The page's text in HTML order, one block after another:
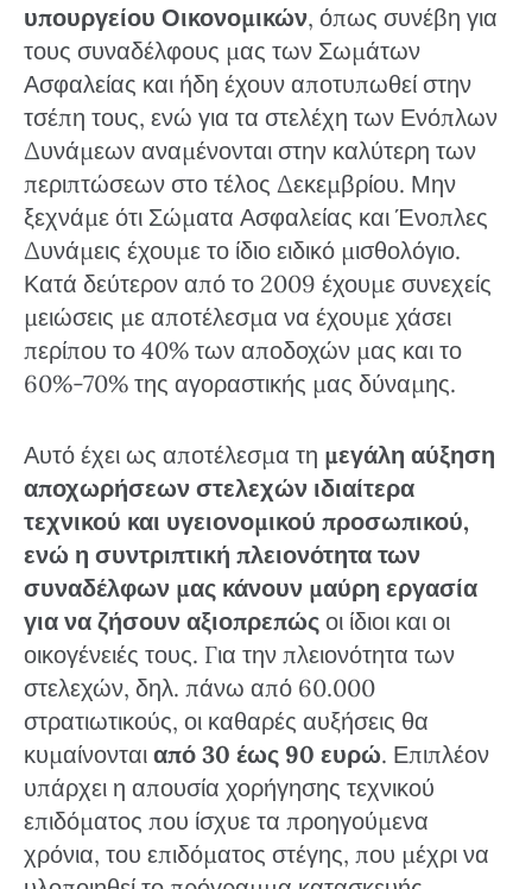
υπουργείου Οικονομικών, όπως συνέβη για
τους συναδέλφους μας των Σωμάτων
Ασφαλείας και ήδη έχουν αποτυπωθεί στην
τσέπη τους, ενώ για τα στελέχη των Ενόπλων
Δυνάμεων αναμένονται στην καλύτερη των
περιπτώσεων στο τέλος Δεκεμβρίου. Μην
ξεχνάμε ότι Σώματα Ασφαλείας και Ένοπλες
Δυνάμεις έχουμε το ίδιο ειδικό μισθολόγιο.
Κατά δεύτερον από το 2009 έχουμε συνεχείς
μειώσεις με αποτέλεσμα να έχουμε χάσει
περίπου το 40% των αποδοχών μας και το
60%-70% της αγοραστικής μας δύναμης.
Αυτό έχει ως αποτέλεσμα τη μεγάλη αύξηση
αποχωρήσεων στελεχών ιδιαίτερα
τεχνικού και υγειονομικού προσωπικού,
ενώ η συντριπτική πλειονότητα των
συναδέλφων μας κάνουν μαύρη εργασία
για να ζήσουν αξιοπρεπώς οι ίδιοι και οι
οικογένειές τους. Για την πλειονότητα των
στελεχών, δηλ. πάνω από 60.000
στρατιωτικούς, οι καθαρές αυξήσεις θα
κυμαίνονται από 30 έως 90 ευρώ. Επιπλέον
υπάρχει η απουσία χορήγησης τεχνικού
επιδόματος που ίσχυε τα προηγούμενα
χρόνια, του επιδόματος στέγης, που μέχρι να